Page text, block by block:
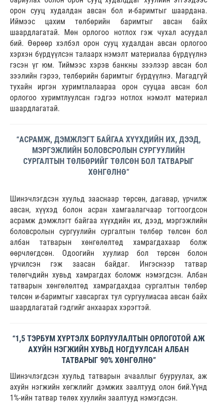
орон сууц худалдан авсан бол и-баримтыг шаардана.
Иймээс цахим төлбөрийн баримтыг авсан байх
шаардлагатай. Мөн орлогоо нотлох гэж чухал асуудал
бий. Өөрөөр хэлбэл орон сууц худалдан авсан орлогоо
хэрхэн бүрдүүлсэн талаарх нэмэлт материалаа бүрдүүлнэ
гэсэн үг юм. Тиймээс хэрэв банкны зээлээр авсан бол
зээлийн гэрээ, төлбөрийн баримтыг бүрдүүлнэ. Магадгүй
тухайн иргэн хуримтлалаараа орон сууцаа авсан бол
орлогоо хуримтлуулсан гэдгээ нотлох нэмэлт материал
шаардлагатай.
“АСРАМЖ, ДЭМЖЛЭГТ БАЙГАА ХҮҮХДИЙН ИХ, ДЭЭД,
МЭРГЭЖЛИЙН БОЛОВСРОЛЫН СУРГУУЛИЙН
СУРГАЛТЫН ТӨЛБӨРИЙГ ТӨЛСӨН БОЛ ТАТВАРЫГ
ХӨНГӨЛНӨ”
Шинэчлэгдсэн хуульд зааснаар төрсөн, дагавар, үрчилж
авсан, хүүхэд болон асран хамгаалагчаар тогтоогдсон
асрамж дэмжлэгт байгаа хүүхдийн их, дээд, мэргэжлийн
боловсролын сургуулийн сургалтын төлбөр төлсөн бол
албан татварын хөнгөлөлтөд хамрагдахаар болж
өөрчлөгдсөн. Одоогийн хуулиар бол төрсөн болон
үрчилсэн гэж заасан байдаг. Ингэснээр татвар
төлөгчдийн хувьд хамрагдах боломж нэмэгдсэн. Албан
татварын хөнгөлөлтөд хамрагдахдаа сургалтын төлбөр
төлсөн и-баримтыг хавсаргах тул сургуулиасаа авсан байх
шаардлагатай гэдгийг анхаарах хэрэгтэй.
“1,5 ТЭРБУМ ХҮРТЭЛХ БОРЛУУЛАЛТЫН ОРЛОГОТОЙ АЖ
АХУЙН НЭГЖИЙН ХУВЬД НОГДУУЛСАН АЛБАН
ТАТВАРЫГ 90% ХӨНГӨЛНӨ”
Шинэчлэгдсэн хуульд татварын ачааллыг бууруулах, аж
ахуйн нэгжийн хөгжлийг дэмжих заалтууд олон бий.Үүнд
1%-ийн татвар төлөх хуулийн заалтууд нэмэгдсэн.